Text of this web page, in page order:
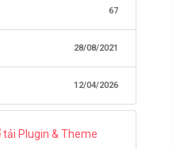
67
28/08/2021
12/04/2026
tải Plugin & Theme